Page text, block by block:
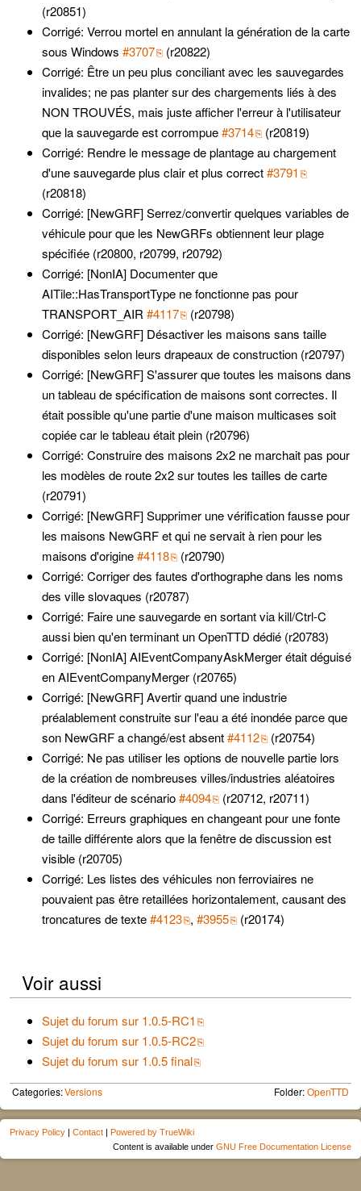
(r20851)
Corrigé: Verrou mortel en annulant la génération de la carte
sous Windows #3707
(r20822)
Corrigé: Être un peu plus conciliant avec les sauvegardes
invalides; ne pas planter sur des chargements liés à des
NON TROUVÉS, mais juste afficher l'erreur à l'utilisateur
que la sauvegarde est corrompue#3714
(r20819)
Corrigé: Rendre le message de plantage au chargement
d'une sauvegarde plus clair et plus correct#3791
(r20818)
Corrigé: [NewGRF] Serrez/convertir quelques variables de
véhicule pour que les NewGRFs obtiennent leur plage
spécifiée (r20800, r20799, r20792)
Corrigé: [NonIA] Documenter que
AITile::HasTransportType ne fonctionne pas pour
TRANSPORT_AIR #4117
(r20798)
Corrigé: [NewGRF] Désactiver les maisons sans taille
disponibles selon leurs drapeaux de construction (r20797)
Corrigé: [NewGRF] S'assurer que toutes les maisons dans
un tableau de spécification de maisons sont correctes. Il
était possible qu'une partie d'une maison multicases soit
copiée car le tableau était plein (r20796)
Corrigé: Construire des maisons 2x2 ne marchait pas pour
les modèles de route 2x2 sur toutes les tailles de carte
(r20791)
Corrigé: [NewGRF] Supprimer une vérification fausse pour
les maisons NewGRF et qui ne servait à rien pour les
maisons d'origine#4118
(r20790)
Corrigé: Corriger des fautes d'orthographe dans les noms
des ville slovaques (r20787)
Corrigé: Faire une sauvegarde en sortant via kill/Ctrl-C
aussi bien qu'en terminant un OpenTTD dédié (r20783)
Corrigé: [NonIA] AIEventCompanyAskMerger était déguisé
en AIEventCompanyMerger (r20765)
Corrigé: [NewGRF] Avertir quand une industrie
préalablement construite sur l'eau a été inondée parce que
son NewGRF a changé/est absent#4112
(r20754)
Corrigé: Ne pas utiliser les options de nouvelle partie lors
de la création de nombreuses villes/industries aléatoires
dans l'éditeur de scénario#4094
(r20712, r20711)
Corrigé: Erreurs graphiques en changeant pour une fonte
de taille différente alors que la fenêtre de discussion est
visible (r20705)
Corrigé: Les listes des véhicules non ferroviaires ne
pouvaient pas être retaillées horizontalement, causant des
troncatures de texte#4123 , #3955 (r20174)
Voir aussi
Sujet du forum sur 1.0.5-RC1
Sujet du forum sur 1.0.5-RC2
Sujet du forum sur 1.0.5 final
Categories:Versions Folder:OpenTTD
Privacy Policy | Contact | Powered by TrueWiki
Content is available under GNU Free Documentation License